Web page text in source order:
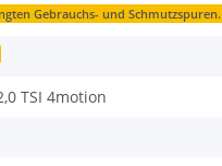
Gebrauchs- und Schmutzspuren.
TSI 4motion